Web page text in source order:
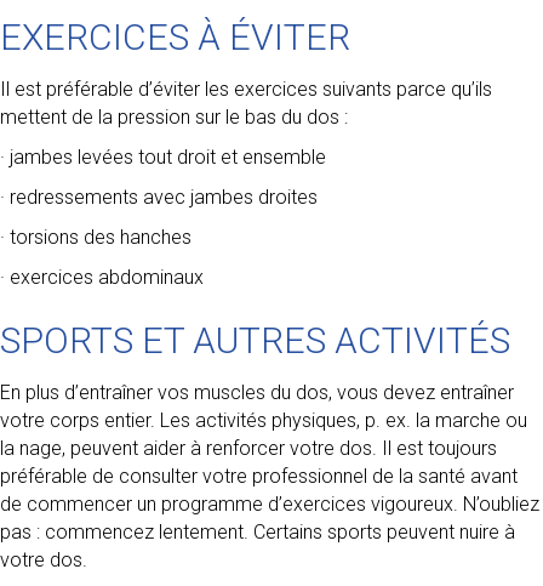
EXERCICES À ÉVITER
Il est préférable d’éviter les exercices suivants parce qu’ils
mettent de la pression sur le bas du dos :
· jambes levées tout droit et ensemble
· redressements avec jambes droites
· torsions des hanches
· exercices abdominaux
SPORTS ET AUTRES ACTIVITÉS
En plus d’entraîner vos muscles du dos, vous devez entraîner
votre corps entier. Les activités physiques, p. ex. la marche ou
la nage, peuvent aider à renforcer votre dos. Il est toujours
préférable de consulter votre professionnel de la santé avant
de commencer un programme d’exercices vigoureux. N’oubliez
pas : commencez lentement. Certains sports peuvent nuire à
votre dos.